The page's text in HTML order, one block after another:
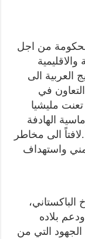
من اجل
العربية الى
في
مليشيا
الهادفة
الى مخاطر
واستهداف
بلاده
التي من